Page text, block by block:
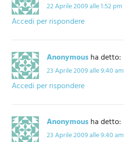
22 Aprile 2009 alle 1:52 pm
Accedi per rispondere
Anonymousha detto:
23 Aprile 2009 alle 9:40 am
Accedi per rispondere
Anonymousha detto:
23 Aprile 2009 alle 9:40 am